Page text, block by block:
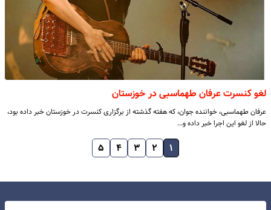
لغو کنسرت عرفان طهماسبی در خوزستان
عرفان طهماسبی، خواننده جوان، که هفته گذشته از برگزاری کنسرت در خوزستان خبر داده بود،
حالا از لغو این اجرا خبر داده و…
۱ ۲ ۳ ۴ ۵